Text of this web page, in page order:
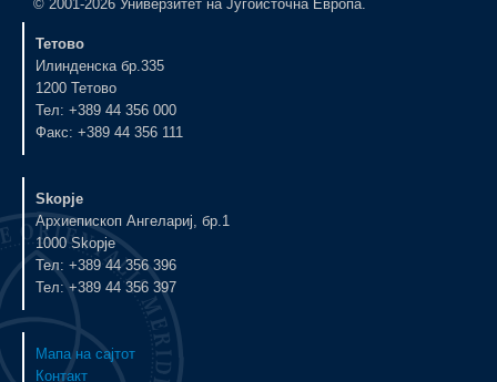
© 2001-2026 Универзитет на Југоисточна Европа.
Тетово
Илинденска бр.335
1200 Тетово
Тел: +389 44 356 000
Факс: +389 44 356 111
Skopje
Архиепископ Ангелариј, бр.1
1000 Skopje
Тел: +389 44 356 396
Тел: +389 44 356 397
Мапа на сајтот
Контакт